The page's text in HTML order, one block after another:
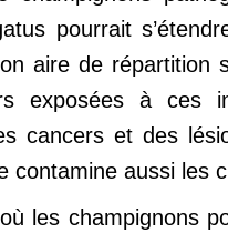
pourrait
aire de répartition
exposées à ces
cancers et des
contamine aussi les
les champignons